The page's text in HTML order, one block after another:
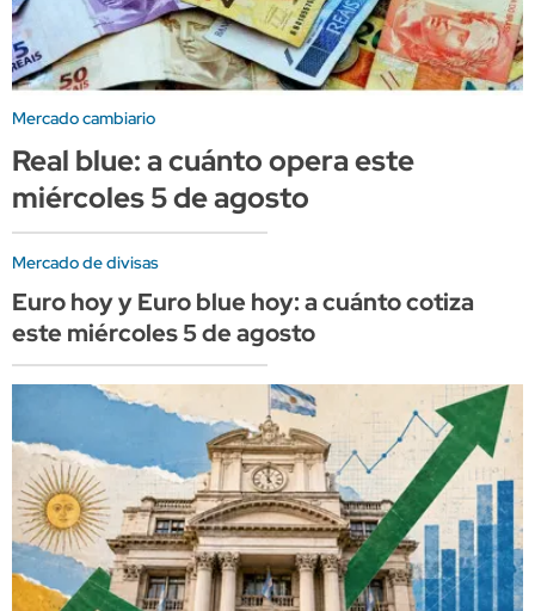
Mercado cambiario
Real blue: a cuánto opera este
miércoles 5 de agosto
Mercado de divisas
Euro hoy y Euro blue hoy: a cuánto cotiza
este miércoles 5 de agosto